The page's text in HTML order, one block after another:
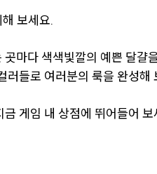
보세요.
마다 색색빛깔의 예쁜 달
러들로 여러분의 룩을 완성해
게임 내 상점에 뛰어들어 보